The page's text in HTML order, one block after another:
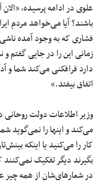
علوی در ادامه پرسیده،
باشند؟ آیا می‌خواهد مردم
فشاری که به وجود آمده
زمانی این را در جایی گفتم
دارد فرافکنی می‌کند شما و
اتفاق بیفتد.»
وزیر اطلاعات دولت
می‌کند و اینها را نمی‌گوید
کار را می‌کنید یا اینکه
بگیرند دیگر تفکیک نمی‌کنند
در شعارهای‌شان از همه چیز